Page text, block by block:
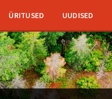
ÜRITUSED UUDISED